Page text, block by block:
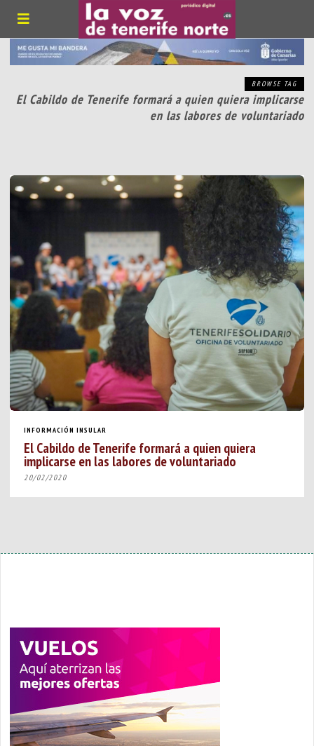
BROWSE TAG
El Cabildo de Tenerife formará a quien quiera implicarse
en las labores de voluntariado
INFORMACIÓN INSULAR
El Cabildo de Tenerife formará a quien quiera
implicarse en las labores de voluntariado
20/02/2020